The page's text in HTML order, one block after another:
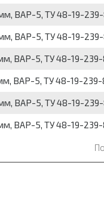
ВАР-5, ТУ 48-19-
ВАР-5, ТУ 48-19-
ВАР-5, ТУ 48-19-
ВАР-5, ТУ 48-19-
ВАР-5, ТУ 48-19-
ВАР-5, ТУ 48-19-